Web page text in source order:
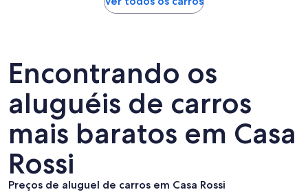
Encontrando os
aluguéis de carros
mais baratos em Casa
Rossi
Preços de aluguel de carros em Casa Rossi